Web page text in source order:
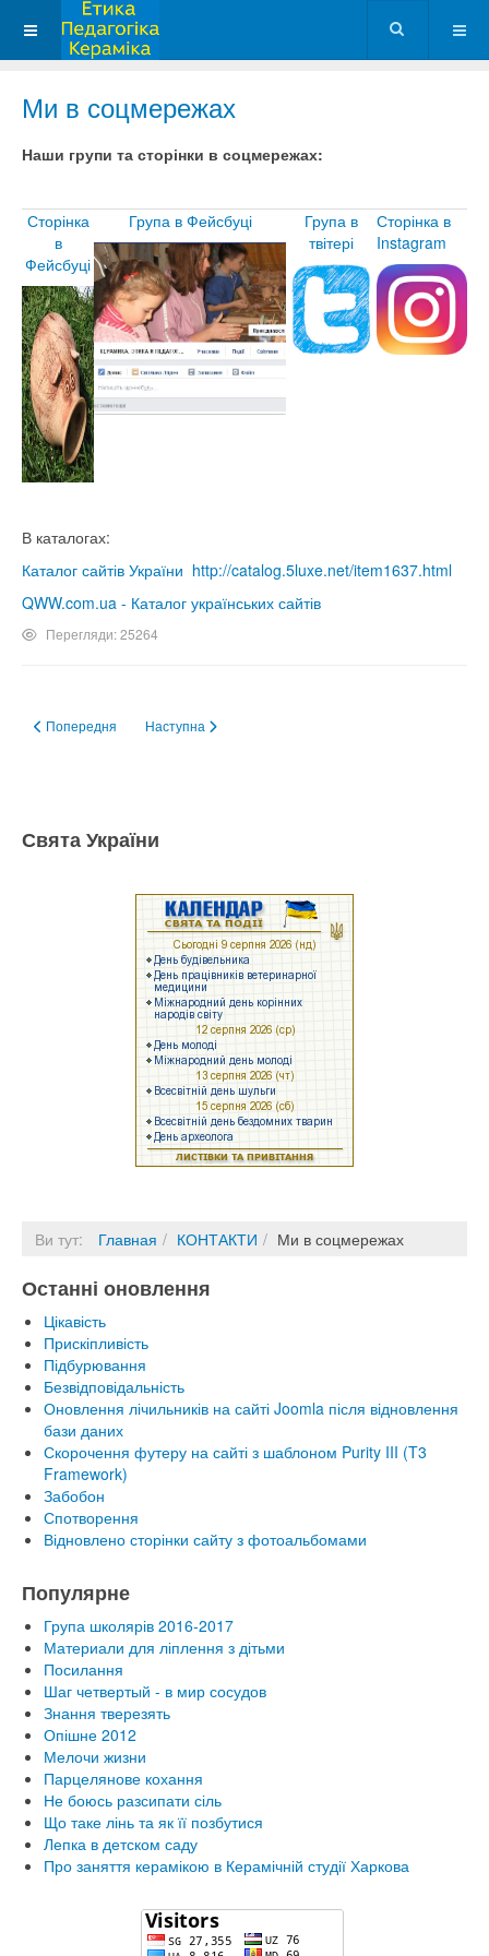
Ми в соцмережах
Наши групи та сторінки в соцмережах:
Сторінка
в
Фейсбуці
Група в Фейсбуці
Група в
твітері
Сторінка в
Instagram
В каталогах:
Каталог сайтів України http://catalog.5luxe.net/item1637.html
QWW.com.ua - Каталог українських сайтів
Перегляди: 25264
Попередня стаття: Посилання
Попередня Наступна стаття: Занятия по керамике в г.Изюме
Наступна
Свята України
Ви тут: Главная КОНТАКТИ Ми в соцмережах
Останні оновлення
Цікавість
Прискіпливість
Підбурювання
Безвідповідальність
Оновлення лічильників на сайті Joomla після відновлення
бази даних
Скорочення футеру на сайті з шаблоном Purity III (T3
Framework)
Забобон
Спотворення
Відновлено сторінки сайту з фотоальбомами
Популярне
Група школярів 2016-2017
Материали для ліплення з дітьми
Посилання
Шаг четвертый - в мир сосудов
Знання тверезять
Опішне 2012
Мелочи жизни
Парцелянове кохання
Не боюсь разсипати сіль
Що таке лінь та як її позбутися
Лепка в детском саду
Про заняття керамікою в Керамічній студії Харкова